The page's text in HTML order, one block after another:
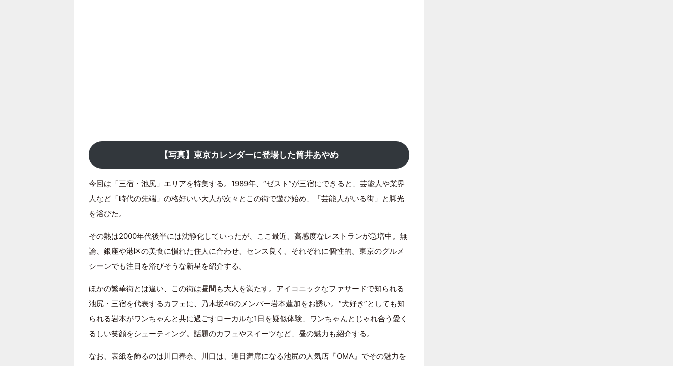
【写真】東京カレンダーに登場した筒井あやめ
今回は「三宿・池尻」エリアを特集する。1989年、“ゼスト”が三宿にできると、芸能人や業界
人など「時代の先端」の格好いい大人が次々とこの街で遊び始め、「芸能人がいる街」と脚光
を浴びた。
その熱は2000年代後半には沈静化していったが、ここ最近、高感度なレストランが急増中。無
論、銀座や港区の美食に慣れた住人に合わせ、センス良く、それぞれに個性的。東京のグルメ
シーンでも注目を浴びそうな新星を紹介する。
ほかの繁華街とは違い、この街は昼間も大人を満たす。アイコニックなファサードで知られる
池尻・三宿を代表するカフェに、乃木坂46のメンバー岩本蓮加をお誘い。“犬好き”としても知
られる岩本がワンちゃんと共に過ごすローカルな1日を疑似体験、ワンちゃんとじゃれ合う愛く
るしい笑顔をシューティング。話題のカフェやスイーツなど、昼の魅力も紹介する。
なお、表紙を飾るのは川口春奈。川口は、連日満席になる池尻の人気店『OMA』でその魅力を